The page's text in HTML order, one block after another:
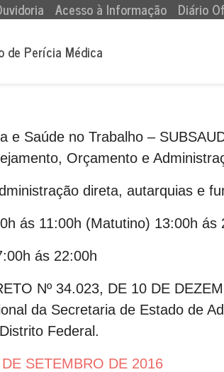
Acesso à Informação Diário
de Perícia Médica
e Saúde no Trabalho –
Orçamento e
direta, autarquias e
ás 11:00h (Matutino) 13:00h ás
ás 22:00h
Nº 34.023, DE 10 DE
da Secretaria de Estado de
Federal.
SETEMBRO DE 2016